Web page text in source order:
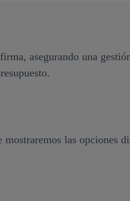
asegurando una
las opciones